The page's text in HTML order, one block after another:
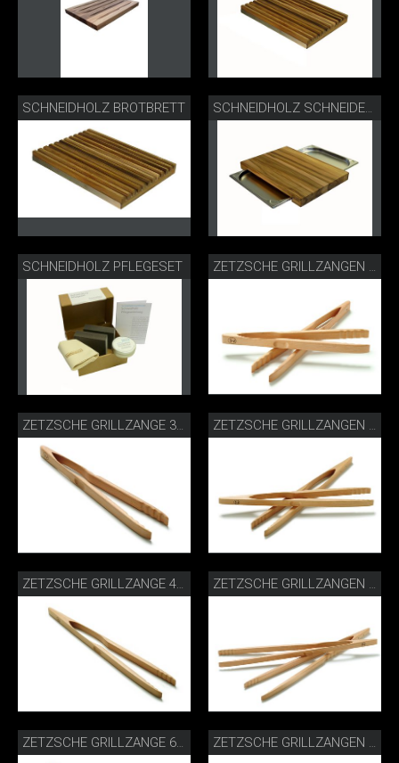
SCHNEIDHOLZ BROTBRETT SCHNEIDHOLZ SCHNEIDEBRETT GASTRO
SCHNEIDHOLZ PFLEGESET ZETZSCHE GRILLZANGEN 30 CM BUCHE